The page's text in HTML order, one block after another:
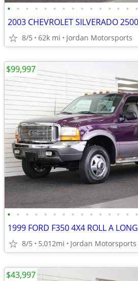
• • • • • • • • • • • • • • •
8/5 62k mi Jordan Motorsports
• • • • • • • • • • • • • • •
8/5 5,012mi Jordan Motorsports
$99,997
$43,997